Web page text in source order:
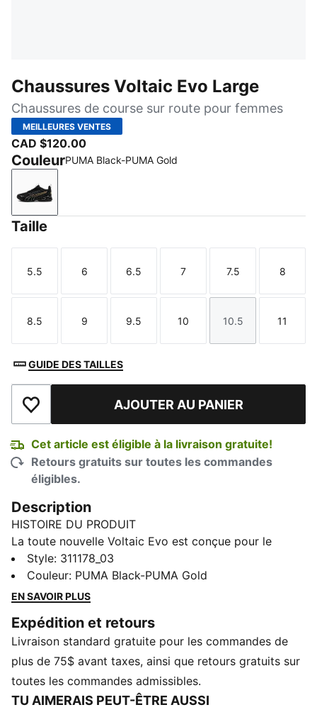
Chaussures Voltaic Evo Large
Chaussures de course sur route pour femmes
MEILLEURES VENTES
CAD $120.00
CouleurPUMA Black-PUMA Gold
PUMA Black-PUMA Gold
Taille
Taille
5.5
Taille
6
Taille
6.5
Taille
7
Taille
7.5
Taille
8
Taille
8.5
Taille
9
Taille
9.5
Taille
10
Taille
10.5
Taille
11
GUIDE DES TAILLES
Ajouter à la liste de souhaits
AJOUTER AU PANIER
Cet article est éligible à la livraison gratuite!
Retours gratuits sur toutes les commandes
éligibles.
Description
HISTOIRE DU PRODUIT
La toute nouvelle Voltaic Evo est conçue pour le
coureur qui veut du confort et de l’adhérence sans
sacrifier le style. La Voltaic est dotée d’une semelle
intermédiaire dotée de la technologie 10 Cell de PUMA
couverture en caoutchouc sur toute la longueur. Cette
version de la sneaker offre une silhouette plus large.
CARACTÉRISTIQUES ET AVANTAGES
SOFTFOAM+ : Une semelle intérieure confortable
conçue pour procurer un amortissement des plus
Style: 311178_03
Couleur: PUMA Black-PUMA Gold
EN SAVOIR PLUS
Expédition et retours
Livraison standard gratuite pour les commandes de
plus de 75$ avant taxes, ainsi que retours gratuits sur
toutes les commandes admissibles.
TU AIMERAIS PEUT-ÊTRE AUSSI